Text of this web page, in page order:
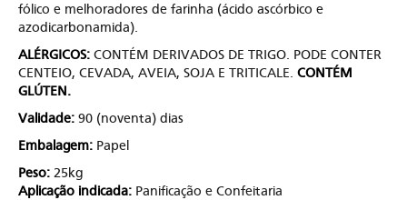
fólico e melhoradores de farinha (ácido ascórbico e
azodicarbonamida).
ALÉRGICOS: CONTÉM DERIVADOS DE TRIGO. PODE CONTER
CENTEIO, CEVADA, AVEIA, SOJA E TRITICALE. CONTÉM
GLÚTEN.
Validade: 90 (noventa) dias
Embalagem: Papel
Peso: 25kg
Aplicação indicada: Panificação e Confeitaria